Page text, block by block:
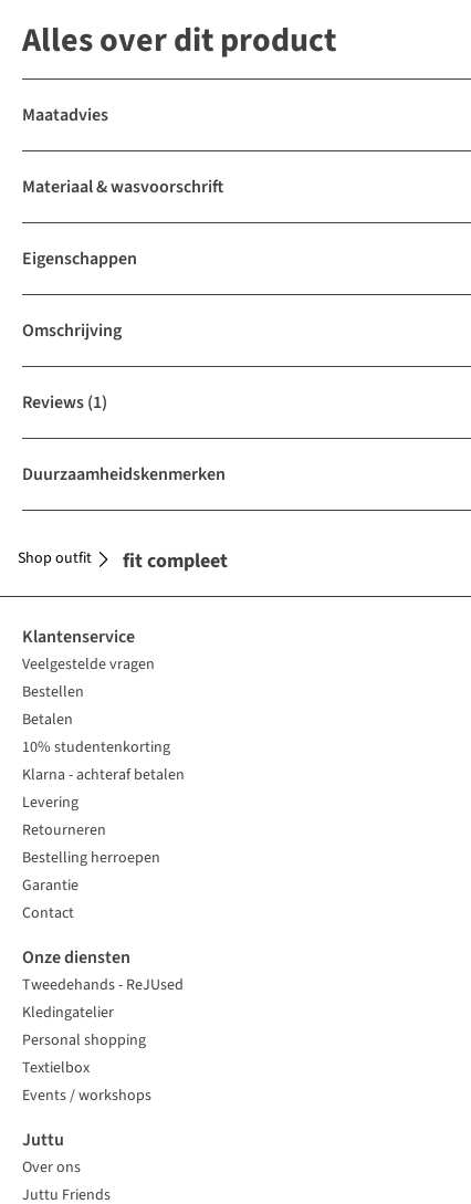
Alles over dit product
Maatadvies
Materiaal & wasvoorschrift
Eigenschappen
Omschrijving
Reviews(1)
Duurzaamheidskenmerken
Maak je outfit compleet
Shop outfit
Klantenservice
Veelgestelde vragen
Bestellen
Betalen
10% studentenkorting
Klarna - achteraf betalen
Levering
Retourneren
Bestelling herroepen
Garantie
Contact
Onze diensten
Tweedehands - ReJUsed
Kledingatelier
Personal shopping
Textielbox
Events / workshops
Juttu
Over ons
Juttu Friends